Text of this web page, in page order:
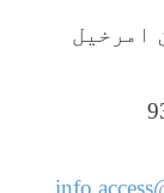
امرخیل